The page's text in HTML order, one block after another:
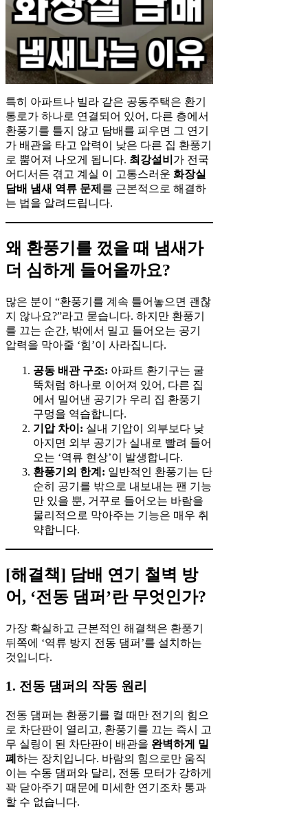
특히 아파트나 빌라 같은 공동주택은 환기
통로가 하나로 연결되어 있어, 다른 층에서
환풍기를 틀지 않고 담배를 피우면 그 연기
가 배관을 타고 압력이 낮은 다른 집 환풍기
로 뿜어져 나오게 됩니다. 최강설비 가 전국
어디서든 겪고 계실 이 고통스러운 화장실
담배 냄새 역류 문제 를 근본적으로 해결하
는 법을 알려드립니다.
왜 환풍기를 껐을 때 냄새가
더 심하게 들어올까요?
많은 분이 “환풍기를 계속 틀어놓으면 괜찮
지 않나요?”라고 묻습니다. 하지만 환풍기
를 끄는 순간, 밖에서 밀고 들어오는 공기
압력을 막아줄 ‘힘’이 사라집니다.
공동 배관 구조: 아파트 환기구는 굴
뚝처럼 하나로 이어져 있어, 다른 집
에서 밀어낸 공기가 우리 집 환풍기
구멍을 역습합니다.
기압 차이: 실내 기압이 외부보다 낮
아지면 외부 공기가 실내로 빨려 들어
오는 ‘역류 현상’이 발생합니다.
환풍기의 한계: 일반적인 환풍기는 단
순히 공기를 밖으로 내보내는 팬 기능
만 있을 뿐, 거꾸로 들어오는 바람을
물리적으로 막아주는 기능은 매우 취
약합니다.
[해결책] 담배 연기 철벽 방
어, ‘전동 댐퍼’란 무엇인가?
가장 확실하고 근본적인 해결책은 환풍기
뒤쪽에 ‘역류 방지 전동 댐퍼’를 설치하는
것입니다.
1. 전동 댐퍼의 작동 원리
전동 댐퍼는 환풍기를 켤 때만 전기의 힘으
로 차단판이 열리고, 환풍기를 끄는 즉시 고
무 실링이 된 차단판이 배관을 완벽하게 밀
폐 하는 장치입니다. 바람의 힘으로만 움직
이는 수동 댐퍼와 달리, 전동 모터가 강하게
꽉 닫아주기 때문에 미세한 연기조차 통과
할 수 없습니다.